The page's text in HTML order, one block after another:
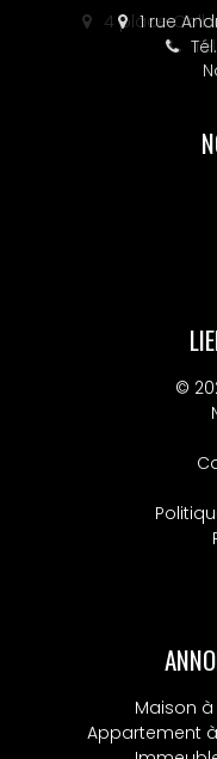
4 place
©
Maison
Appartement